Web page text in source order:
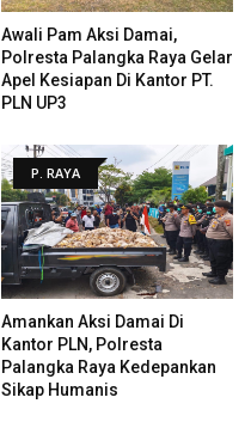
Awali Pam Aksi Damai,
Polresta Palangka Raya Gelar
Apel Kesiapan Di Kantor PT.
PLN UP3
P. RAYA
Amankan Aksi Damai Di
Kantor PLN, Polresta
Palangka Raya Kedepankan
Sikap Humanis